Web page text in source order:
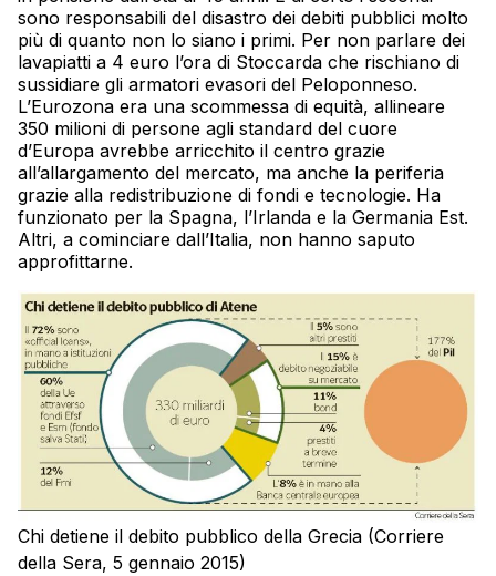
sono responsabili del disastro dei debiti pubblici molto
più di quanto non lo siano i primi. Per non parlare dei
lavapiatti a 4 euro l’ora di Stoccarda che rischiano di
sussidiare gli armatori evasori del Peloponneso.
L’Eurozona era una scommessa di equità, allineare
350 milioni di persone agli standard del cuore
d’Europa avrebbe arricchito il centro grazie
all’allargamento del mercato, ma anche la periferia
grazie alla redistribuzione di fondi e tecnologie. Ha
funzionato per la Spagna, l’Irlanda e la Germania Est.
Altri, a cominciare dall’Italia, non hanno saputo
approfittarne.
Chi detiene il debito pubblico della Grecia (Corriere
della Sera, 5 gennaio 2015)